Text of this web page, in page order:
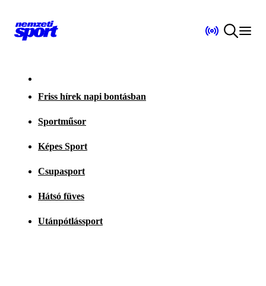
Friss hírek napi bontásban
Sportműsor
Képes Sport
Csupasport
Hátsó füves
Utánpótlássport